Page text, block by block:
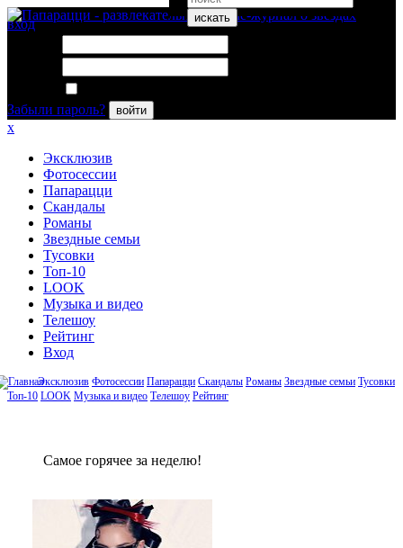
искать
вход
Забыли пароль?
войти
x
Эксклюзив
Фотосессии
Папарацци
Скандалы
Романы
Звездные семьи
Тусовки
Топ-10
LOOK
Музыка и видео
Телешоу
Рейтинг
Вход
Эксклюзив Фотосессии Папарацци Скандалы Романы Звездные семьи Тусовки
Топ-10 LOOK Музыка и видео Телешоу Рейтинг
Сaмое гoрячее за неделю!